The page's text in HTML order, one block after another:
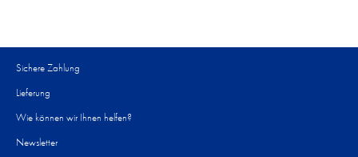
Sichere Zahlung
Lieferung
Wie können wir Ihnen helfen?​
Newsletter